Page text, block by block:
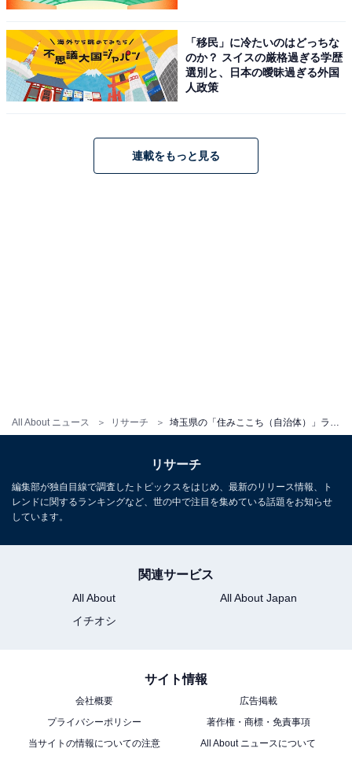
All About ニュース リサーチ
こちらもおすすめ
埼玉県の「住みここち（駅）」ランキング！ 2
「移民」に冷たいのはどっちな
のか？ スイスの厳格過ぎる学歴
選別と、日本の曖昧過ぎる外国
人政策
連載をもっと見る
リサーチ
編集部が独自目線で調査したトピックスをはじめ、最新のリリース情報、ト
レンドに関するランキングなど、世の中で注目を集めている話題をお知らせ
しています。
関連サービス
All About
All About Japan
イチオシ
サイト情報
会社概要
広告掲載
プライバシーポリシー
著作権・商標・免責事項
当サイトの情報についての注意
All About ニュースについて